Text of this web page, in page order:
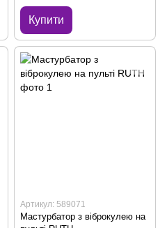
Купити
Артикул: 589071
Мастурбатор з віброкулею на